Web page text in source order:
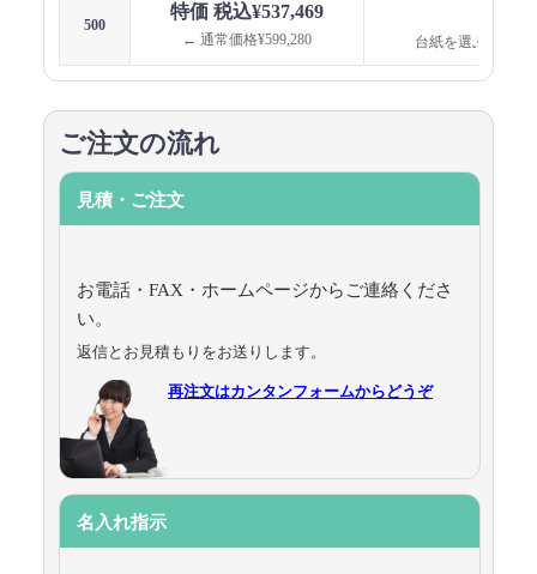
500
特価 税込¥537,469
← 通常価格¥599,280 台紙を選ぶと価格
ご注文の流れ
見積・ご注文
お電話・FAX・ホームページからご連絡くださ
い。
返信とお見積もりをお送りします。
再注文はカンタンフォームからどうぞ
名入れ指示